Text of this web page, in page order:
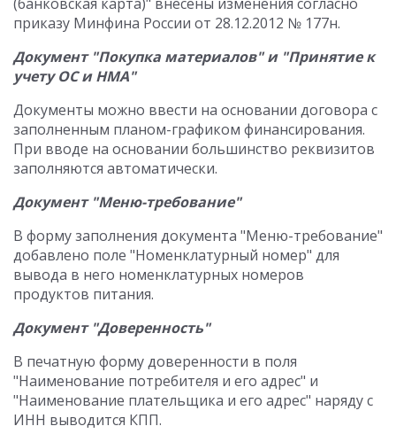
приказу Минфина России от 28.12.2012 № 177н.
Документ "Покупка материалов" и "Принятие к
учету ОС и НМА"
Документы можно ввести на основании договора с
заполненным планом-графиком финансирования.
При вводе на основании большинство реквизитов
заполняются автоматически.
Документ "Меню-требование"
В форму заполнения документа "Меню-требование"
добавлено поле "Номенклатурный номер" для
вывода в него номенклатурных номеров
продуктов питания.
Документ "Доверенность"
В печатную форму доверенности в поля
"Наименование потребителя и его адрес" и
"Наименование плательщика и его адрес" наряду с
ИНН выводится КПП.